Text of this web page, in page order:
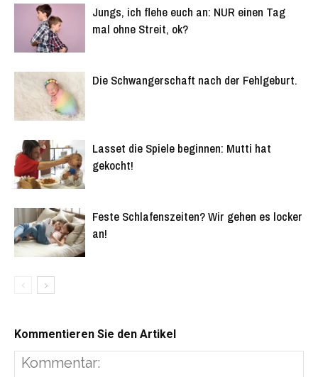
Jungs, ich flehe euch an: NUR einen Tag
mal ohne Streit, ok?
Die Schwangerschaft nach der Fehlgeburt.
Lasset die Spiele beginnen: Mutti hat
gekocht!
Feste Schlafenszeiten? Wir gehen es locker
an!
Kommentieren Sie den Artikel